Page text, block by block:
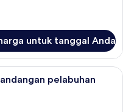
untuk tanggal Anda
1 Tempat Tidur King,
pelabuhan